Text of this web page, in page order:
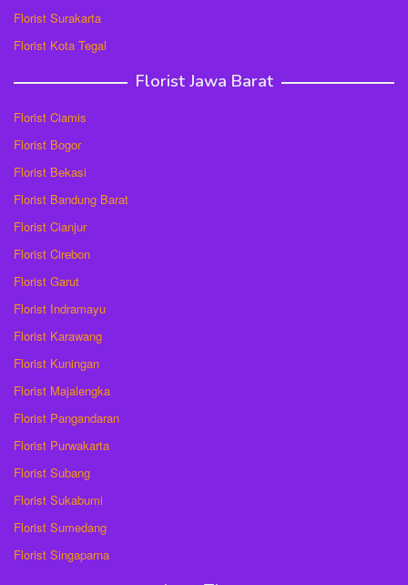
Florist Surakarta
Florist Kota Tegal
Florist Jawa Barat
Florist Ciamis
Florist Bogor
Florist Bekasi
Florist Bandung Barat
Florist Cianjur
Florist Cirebon
Florist Garut
Florist Indramayu
Florist Karawang
Florist Kuningan
Florist Majalengka
Florist Pangandaran
Florist Purwakarta
Florist Subang
Florist Sukabumi
Florist Sumedang
Florist Singaparna